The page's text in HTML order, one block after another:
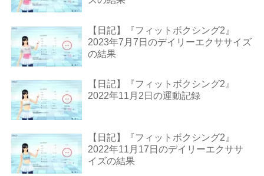
【日記】『フィットボクシング2』
2023年7月7日のデイリーエクササイズ
の結果
【日記】『フィットボクシング2』
2022年11月2日の運動記録
【日記】『フィットボクシング2』
2022年11月17日のデイリーエクササ
イズの結果